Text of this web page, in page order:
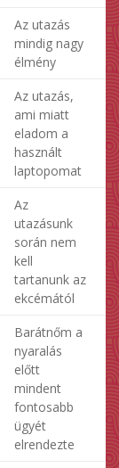
Az utazás
mindig nagy
élmény
Az utazás,
ami miatt
eladom a
használt
laptopomat
Az
utazásunk
során nem
kell
tartanunk az
ekcémától
Barátnőm a
nyaralás
előtt
mindent
fontosabb
ügyét
elrendezte